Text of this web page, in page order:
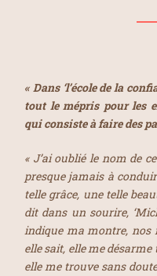
« Dans ‘l’école de la
tout le mépris pour les
qui consiste à faire des
« J’ai oublié le nom de
presque jamais à
telle grâce, une telle
dit dans un sourire,
indique ma montre, nos
elle sait, elle me
elle me trouve sans